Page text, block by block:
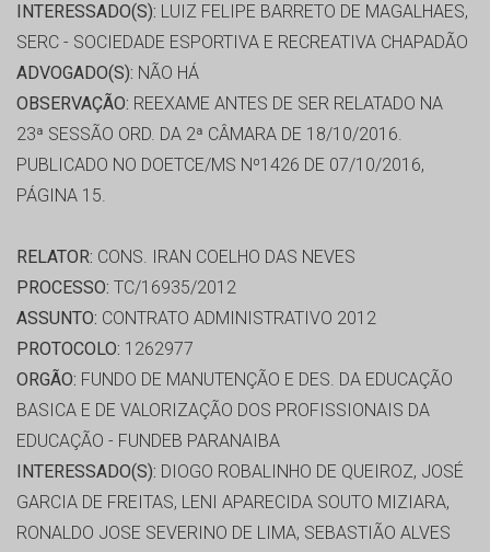
INTERESSADO(S): LUIZ FELIPE BARRETO DE MAGALHAES,
SERC - SOCIEDADE ESPORTIVA E RECREATIVA CHAPADÃO
ADVOGADO(S): NÃO HÁ
OBSERVAÇÃO: REEXAME ANTES DE SER RELATADO NA
23ª SESSÃO ORD. DA 2ª CÂMARA DE 18/10/2016.
PUBLICADO NO DOETCE/MS Nº1426 DE 07/10/2016,
PÁGINA 15.
RELATOR: CONS. IRAN COELHO DAS NEVES
PROCESSO: TC/16935/2012
ASSUNTO: CONTRATO ADMINISTRATIVO 2012
PROTOCOLO: 1262977
ORGÃO: FUNDO DE MANUTENÇÃO E DES. DA EDUCAÇÃO
BASICA E DE VALORIZAÇÃO DOS PROFISSIONAIS DA
EDUCAÇÃO - FUNDEB PARANAIBA
INTERESSADO(S): DIOGO ROBALINHO DE QUEIROZ, JOSÉ
GARCIA DE FREITAS, LENI APARECIDA SOUTO MIZIARA,
RONALDO JOSE SEVERINO DE LIMA, SEBASTIÃO ALVES